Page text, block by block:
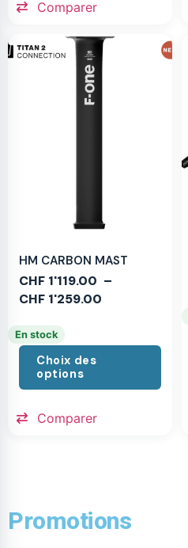
Comparer
HM CARBON MAST
CHF 1'119.00 –
CHF 1'259.00
En stock
Choix des
options
Comparer
Promotions